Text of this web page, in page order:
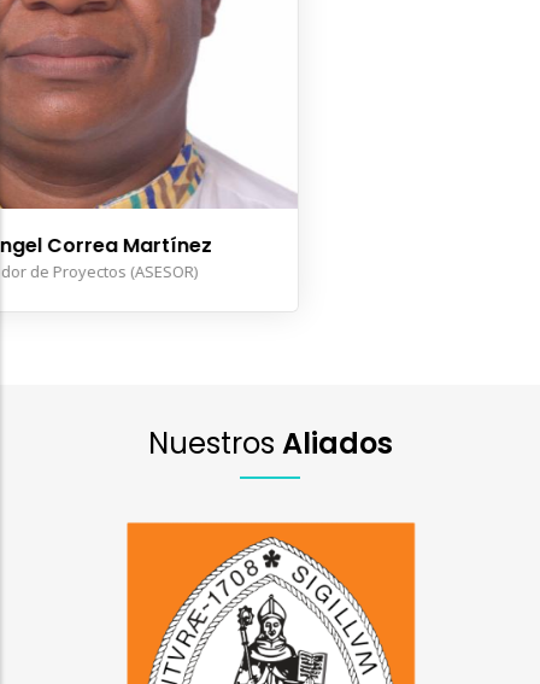
Katrina Bracamonte Botello
Representante Legal y Coordinadora Administrativa
Nuestros Aliados